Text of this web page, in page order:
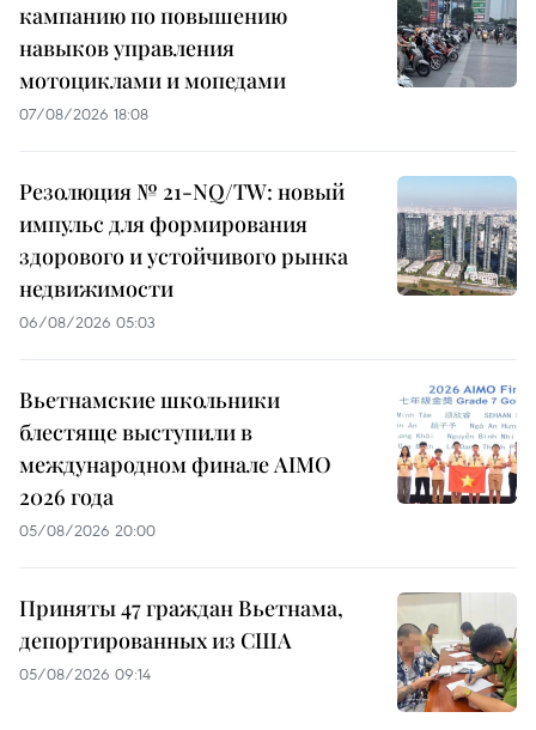
кампанию по повышению
навыков управления
мотоциклами и мопедами
07/08/2026 18:08
Резолюция № 21-NQ/TW: новый
импульс для формирования
здорового и устойчивого рынка
недвижимости
06/08/2026 05:03
Вьетнамские школьники
блестяще выступили в
международном финале AIMO
2026 года
05/08/2026 20:00
Приняты 47 граждан Вьетнама,
депортированных из США
05/08/2026 09:14